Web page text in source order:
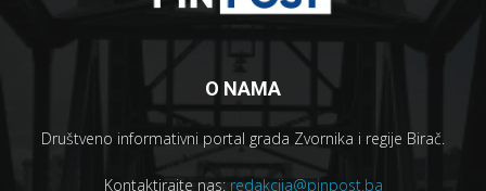
O NAMA
Društveno informativni portal grada Zvornika i regije Birač.
Kontaktirajte nas: redakcija@pinpost.ba